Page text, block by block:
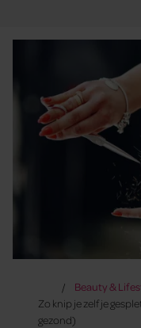
Beauty &
Zo knip je zelf je
gezond)